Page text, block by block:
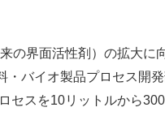
来の界面活性剤）の拡大に
・バイオ製品プロセス開
セスを10リットルから300